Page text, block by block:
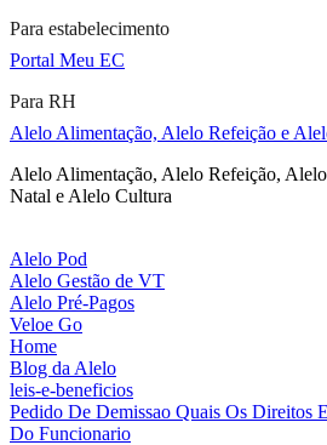
Para estabelecimento
Portal Meu EC
Para RH
Alelo Alimentação, Alelo Refeição e
Alelo Alimentação, Alelo Refeição,
Natal e Alelo Cultura
Alelo Pod
Alelo Gestão de VT
Alelo Pré-Pagos
Veloe Go
Home
Blog da Alelo
leis-e-beneficios
Pedido De Demissao Quais Os Direitos
Do Funcionario